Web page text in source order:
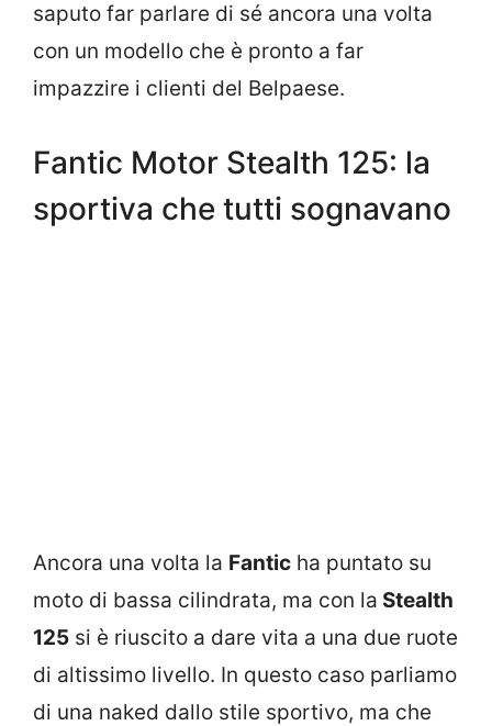
saputo far parlare di sé ancora una volta
con un modello che è pronto a far
impazzire i clienti del Belpaese.
Fantic Motor Stealth 125: la
sportiva che tutti sognavano
Ancora una volta la Fantic ha puntato su
moto di bassa cilindrata, ma con la Stealth
125 si è riuscito a dare vita a una due ruote
di altissimo livello. In questo caso parliamo
di una naked dallo stile sportivo, ma che